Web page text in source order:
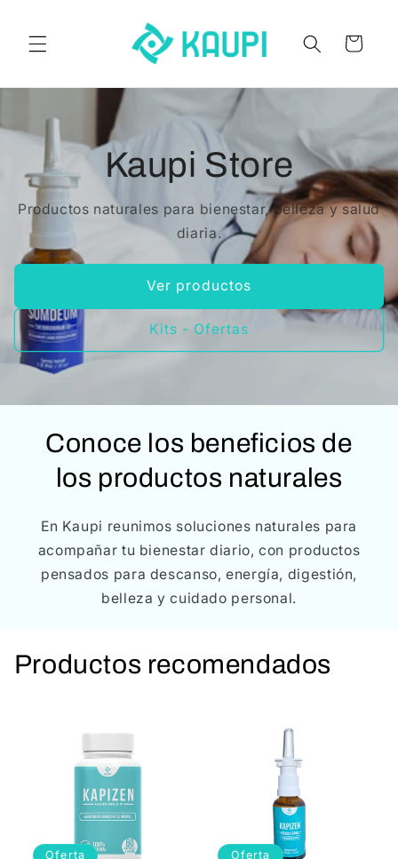
al contenido
Carrito
Kaupi Store
Productos naturales para bienestar, belleza y salud
diaria.
Ver productos
Kits - Ofertas
Conoce los beneficios de
los productos naturales
En Kaupi reunimos soluciones naturales para
acompañar tu bienestar diario, con productos
pensados para descanso, energía, digestión,
belleza y cuidado personal.
Productos recomendados
Oferta Oferta